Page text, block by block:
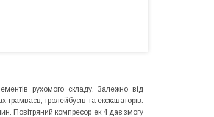
рухомого складу. Залежно від
трамваєв, тролейбусів та екскаваторів.
Повітряний компресор ек 4 дає змогу